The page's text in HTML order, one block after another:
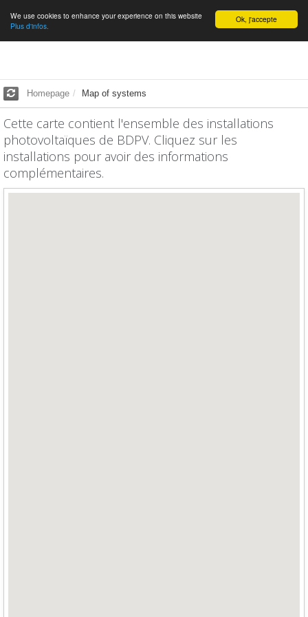
English Ok, j'accepte
We use cookies to enhance your experience on this website
Plus d'infos.
Homepage Map of systems
Cette carte contient l'ensemble des installations
photovoltaïques de BDPV. Cliquez sur les
installations pour avoir des informations
complémentaires.